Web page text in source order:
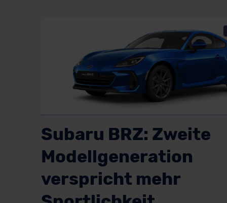
Subaru BRZ: Zweite
Modellgeneration
verspricht mehr